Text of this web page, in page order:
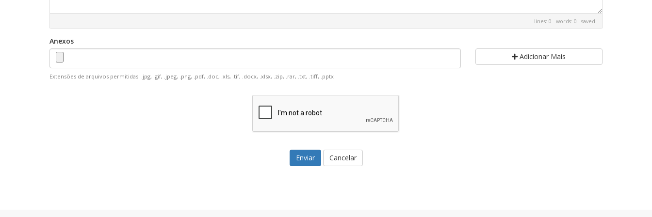
lines: 0 words: 0 saved
Anexos
Adicionar Mais
Extensões de arquivos permitidas: .jpg, .gif, .jpeg, .png, .pdf, .doc, .xls, .tif, .docx, .xlsx, .zip, .rar, .txt, .tiff, .pptx
Cancelar